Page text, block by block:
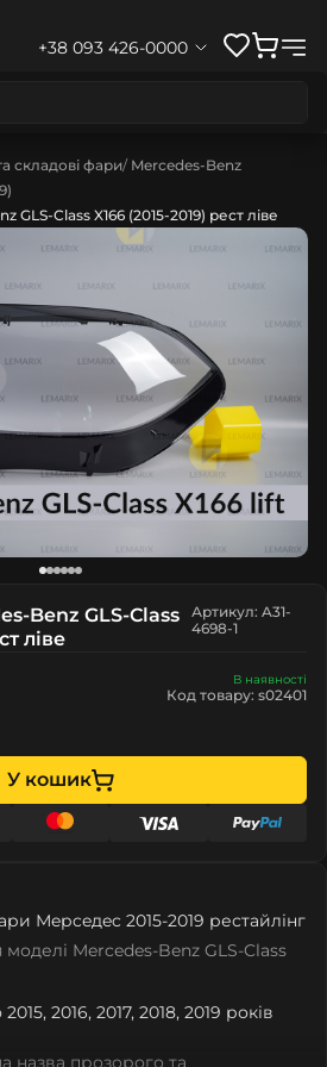
+38 093 426-0000
складові фари Mercedes-Benz
Class X166 (2015-2019) рест ліве
Benz GLS-Class
ліве
Артикул: A31-
4698-1
В наявності
Код товару: s02401
У кошик
Мeрceдec 2015-2019 рестайлінг
Mercedes-Benz GLS-Class
2016, 2017, 2018, 2019 років
назва прозорого та